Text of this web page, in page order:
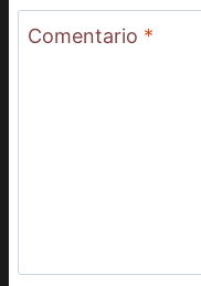
Comentario *